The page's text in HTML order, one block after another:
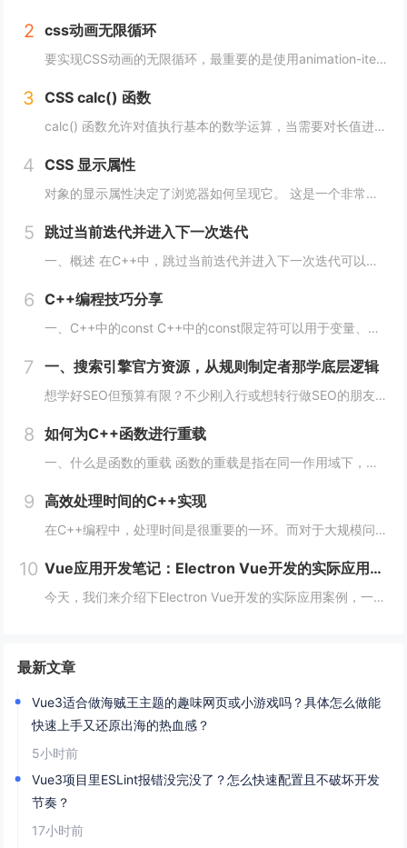
2 css动画无限循环
要实现CSS动画的无限循环，最重要的是使用animation-iteration-count属性，将其设置为infinite，继续动画就会循环播放。 栗子 CSS动画效果无限循环放大缩小 HTML： <image class="a...
3 CSS calc() 函数
calc() 函数允许对值执行基本的数学运算，当需要对长值进行百分比加法或减法时特别有用。 div { max-width: calc(80% - 100px) }它的工作原理是这样的： div { max-width: calc(...
4 CSS 显示属性
对象的显示属性决定了浏览器如何呈现它。 这是一个非常重要的属性，并且可能具有您可以使用的最多值。 这些值包括： blockinlinenonecontentsflowflow-roottable（以及所有那些table-*）fle...
5 跳过当前迭代并进入下一次迭代
一、概述 在C++中，跳过当前迭代并进入下一次迭代可以使用continue语句来实现。当循环遇到continue语句时，将会立即转到下一次循环的开始处，而不执行当前循环中剩余的代码。 通常情况下，continue语句用于在循环中处理特定的情...
6 C++编程技巧分享
一、C++中的const C++中的const限定符可以用于变量、函数参数、函数返回类型等多种情况。使用const限定符可以使代码更加安全、简洁、易于维护。 1、 const变量 const变量在定义后就不能被修改，这使得代码更加安全...
7 一、搜索引擎官方资源，从规则制定者那学底层逻辑
想学好SEO但预算有限？不少刚入行或想转行做SEO的朋友，都在找免费又靠谱的学习渠道，毕竟SEO知识更新快，花钱买课怕踩坑，不如先从免费资源入手，把基础打牢、摸清行业逻辑再进阶，今天就拆透几个「免费学SEO不踩雷」的平台，不管你是纯新手、有...
8 如何为C++函数进行重载
一、什么是函数的重载 函数的重载是指在同一作用域下，可以定义多个同名函数，但是这些同名函数的参数列表必须不同。参数的不同可以是数量上的不同、类型上的不同、顺序上的不同等，只要这些函数的参数列表不完全一致即可。 二、如何实现函数的重载 1...
9 高效处理时间的C++实现
在C++编程中，处理时间是很重要的一环。而对于大规模问题，如数据处理、机器学习、计算机视觉等领域，时间的效率更是至关重要。本文将从多个方面阐述如何在C++编程中高效处理时间。 一、使用STL算法 STL（标准模板库）是C++的一个重要部分...
10 Vue应用开发笔记：Electron Vue开发的实际应用案例
今天，我们来介绍下Electron Vue开发的实际应用案例，一起往下学习吧！开头：Electron Vue开发的实际应用案例随着移动互联网的不断普及，桌面应用程序的需求也越来越多。而Electron Vue作为一种基于JavaScript...
最新文章
Vue3适合做海贼王主题的趣味网页或小游戏吗？具体怎么做能
快速上手又还原出海的热血感？
5小时前
Vue3项目里ESLint报错没完没了？怎么快速配置且不破坏开发
节奏？
17小时前